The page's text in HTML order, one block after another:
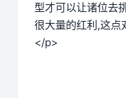
型才可以让诸位去
很大量的红利,这点
</p>